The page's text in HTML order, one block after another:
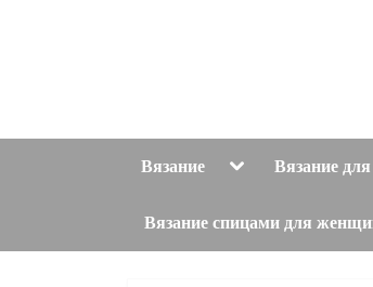
Вязание ToggleВязание
Вязание спицами для